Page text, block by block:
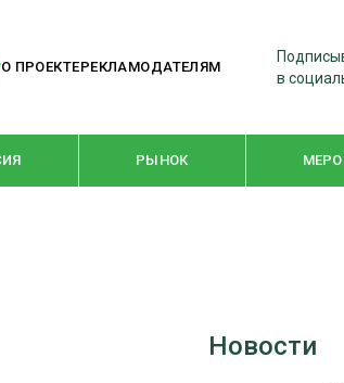
О ПРОЕКТЕРЕКЛАМОДАТЕЛЯМ
в
РЫНОК
WOODEX-2021Новости